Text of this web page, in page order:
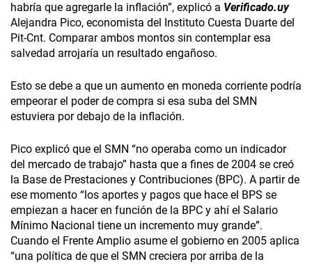
habría que agregarle la inflación”, explicó a Verificado.uy
Alejandra Pico, economista del Instituto Cuesta Duarte del
Pit-Cnt. Comparar ambos montos sin contemplar esa
salvedad arrojaría un resultado engañoso.
Esto se debe a que un aumento en moneda corriente podría
empeorar el poder de compra si esa suba del SMN
estuviera por debajo de la inflación.
Pico explicó que el SMN “no operaba como un indicador
del mercado de trabajo” hasta que a fines de 2004 se creó
la Base de Prestaciones y Contribuciones (BPC). A partir de
ese momento “los aportes y pagos que hace el BPS se
empiezan a hacer en función de la BPC y ahí el Salario
Mínimo Nacional tiene un incremento muy grande”.
Cuando el Frente Amplio asume el gobierno en 2005 aplica
“una política de que el SMN creciera por arriba de la